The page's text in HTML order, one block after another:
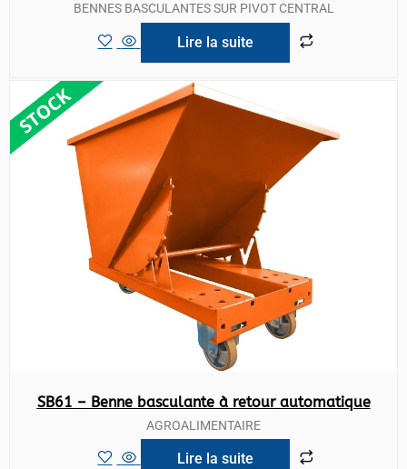
BENNES BASCULANTES SUR PIVOT CENTRAL
Lire la suite
SB61 – Benne basculante à retour automatique
AGROALIMENTAIRE
Lire la suite